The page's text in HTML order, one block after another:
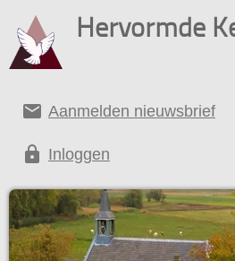
Hervormde
email Aanmelden nieuwsbrief
lock Inloggen